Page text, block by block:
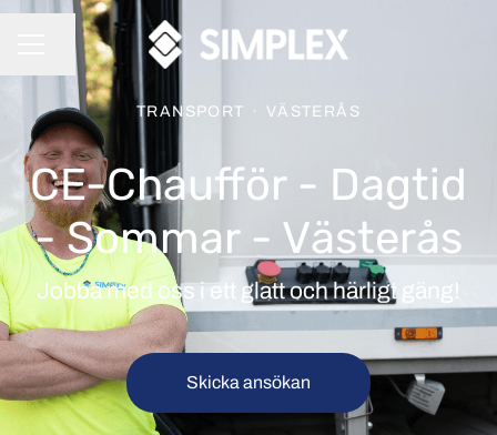
KARRIÄRMENY
Dela sidan
TRANSPORT · VÄSTERÅS
CE-Chaufför - Dagtid
- Sommar - Västerås
Jobba med oss i ett glatt och härligt gäng!
Skicka ansökan